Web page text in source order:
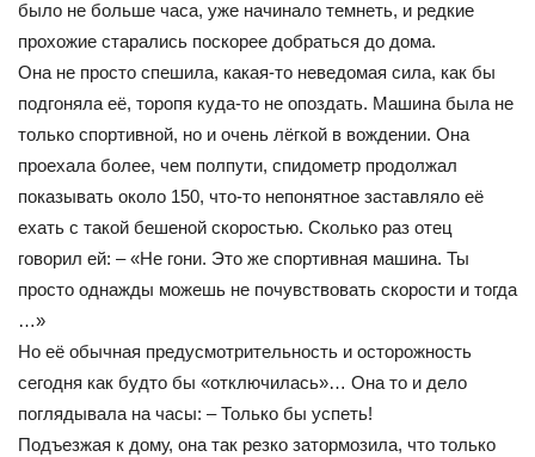
было не больше часа, уже начинало темнеть, и редкие
прохожие старались поскорее добраться до дома.
Она не просто спешила, какая-то неведомая сила, как бы
подгоняла её, торопя куда-то не опоздать. Машина была не
только спортивной, но и очень лёгкой в вождении. Она
проехала более, чем полпути, спидометр продолжал
показывать около 150, что-то непонятное заставляло её
ехать с такой бешеной скоростью. Сколько раз отец
говорил ей: – «Не гони. Это же спортивная машина. Ты
просто однажды можешь не почувствовать скорости и тогда
…»
Но её обычная предусмотрительность и осторожность
сегодня как будто бы «отключилась»… Она то и дело
поглядывала на часы: – Только бы успеть!
Подъезжая к дому, она так резко затормозила, что только